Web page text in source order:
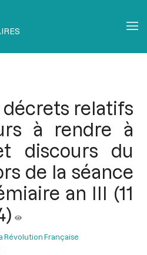
relatifs
à rendre à
discours du
de la séance
an III (11
Révolution Française